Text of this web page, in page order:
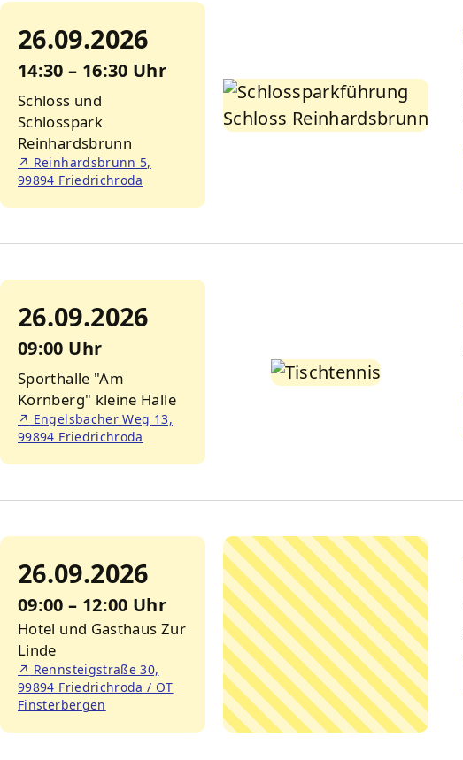
26.09.2026
14:30 – 16:30 Uhr
Schloss und
Schlosspark
Reinhardsbrunn
↗ Reinhardsbrunn 5,
99894 Friedrichroda
26.09.2026
09:00 Uhr
Sporthalle "Am
Körnberg" kleine Halle
↗ Engelsbacher Weg 13,
99894 Friedrichroda
26.09.2026
09:00 – 12:00 Uhr
Hotel und Gasthaus Zur
Linde
↗ Rennsteigstraße 30,
99894 Friedrichroda / OT
Finsterbergen